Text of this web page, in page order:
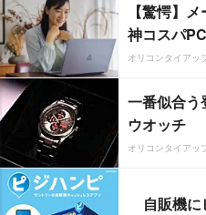
【驚愕】
神コスパPC
オリコンタイアッ
一番似合
ウオッチ
オリコンタイアッ
自販機